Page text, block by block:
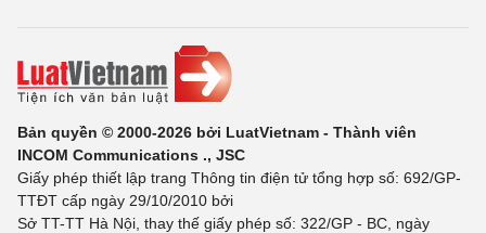
Bản quyền © 2000-2026 bởi LuatVietnam - Thành viên
INCOM Communications ., JSC
Giấy phép thiết lập trang Thông tin điện tử tổng hợp số: 692/GP-
TTĐT cấp ngày 29/10/2010 bởi
Sở TT-TT Hà Nội, thay thế giấy phép số: 322/GP - BC, ngày